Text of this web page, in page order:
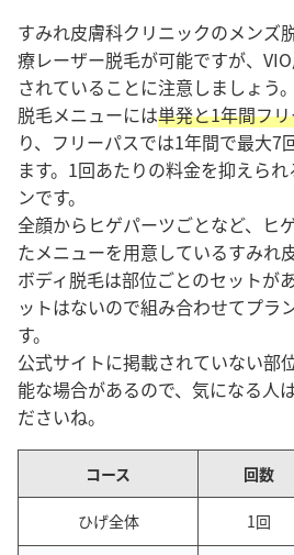
すみれ皮膚科クリニックのメンズ
療レーザー脱毛が可能ですが、
されていることに注意しましょう。
脱毛メニューには単発と1年間フ
り、フリーパスでは1年間で最大7
ます。1回あたりの料金を抑えら
ンです。
全顔からヒゲパーツごとなど、ヒ
たメニューを用意しているすみれ
ボディ脱毛は部位ごとのセットが
ットはないので組み合わせてプラ
す。
公式サイトに掲載されていない部
能な場合があるので、気になる人
ださいね。
コース 回数
ひげ全体 1回